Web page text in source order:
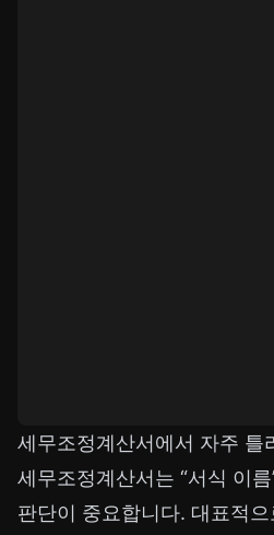
세무조정계산서에서 자주 틀
세무조정계산서는 “서식 이
판단이 중요합니다. 대표적